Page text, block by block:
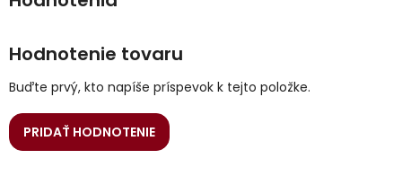
Hodnotenie tovaru
Buďte prvý, kto napíše príspevok k tejto položke.
PRIDAŤ HODNOTENIE